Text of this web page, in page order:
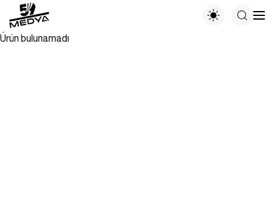
Ürün bulunamadı